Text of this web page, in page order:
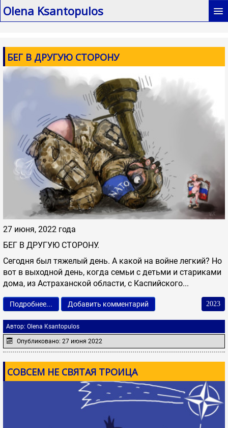
Olena Ksantopulos
Книги / My books
Биография / Biography
Интервью / Interviews
Мои статьи / My articles
Контакты / Contacts
БЕГ В ДРУГУЮ СТОРОНУ
27 июня, 2022 года
БЕГ В ДРУГУЮ СТОРОНУ.
Сегодня был тяжелый день. А какой на войне легкий? Но
вот в выходной день, когда семьи с детьми и стариками
дома, из Астраханской области, с Каспийского...
Подробнее... Добавить комментарий
Автор: Olena Ksantopulos
Опубликовано: 27 июня 2022
2023
СОВСЕМ НЕ СВЯТАЯ ТРОИЦА